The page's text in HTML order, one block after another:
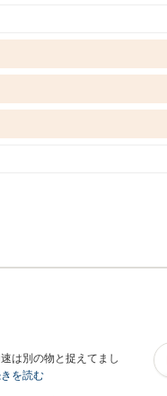
は別の物と捉えてまし
を読む